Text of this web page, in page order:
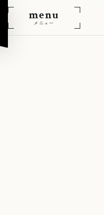
menu
メニュー